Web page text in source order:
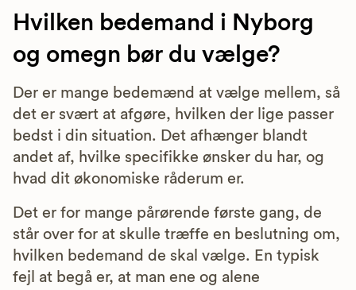
Hvilken bedemand i Nyborg
og omegn bør du vælge?
Der er mange bedemænd at vælge mellem, så
det er svært at afgøre, hvilken der lige passer
bedst i din situation. Det afhænger blandt
andet af, hvilke specifikke ønsker du har, og
hvad dit økonomiske råderum er.
Det er for mange pårørende første gang, de
står over for at skulle træffe en beslutning om,
hvilken bedemand de skal vælge. En typisk
fejl at begå er, at man ene og alene